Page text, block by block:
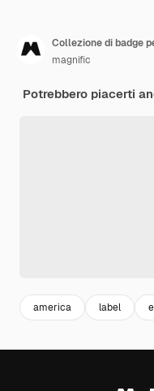
Collezione di badge
magnific
Potrebbero piacerti
america label